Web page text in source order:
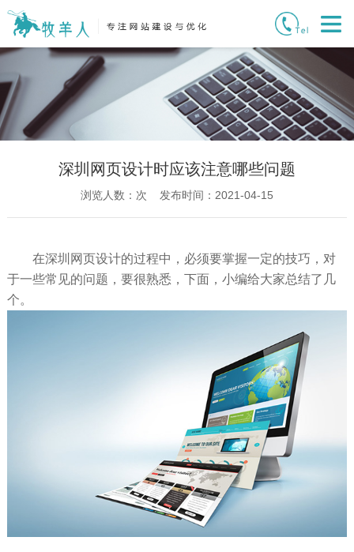
深圳网页设计时应该注意哪些问题
浏览人数： 次 发布时间：2021-04-15
在深圳网页设计的过程中，必须要掌握一定的技巧，对
于一些常见的问题，要很熟悉，下面，小编给大家总结了几
个。